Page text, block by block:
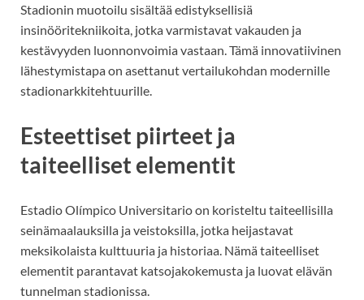
Stadionin muotoilu sisältää edistyksellisiä
insinööritekniikoita, jotka varmistavat vakauden ja
kestävyyden luonnonvoimia vastaan. Tämä innovatiivinen
lähestymistapa on asettanut vertailukohdan modernille
stadionarkkitehtuurille.
Esteettiset piirteet ja
taiteelliset elementit
Estadio Olímpico Universitario on koristeltu taiteellisilla
seinämaalauksilla ja veistoksilla, jotka heijastavat
meksikolaista kulttuuria ja historiaa. Nämä taiteelliset
elementit parantavat katsojakokemusta ja luovat elävän
tunnelman stadionissa.